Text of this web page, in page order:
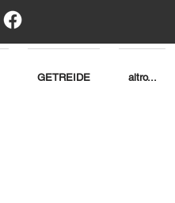
GETREIDE altro...